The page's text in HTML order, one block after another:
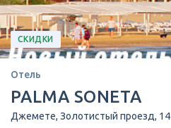
СКИДКИ
Отель
PALMA SONETA
Джемете, Золотистый проезд, 14